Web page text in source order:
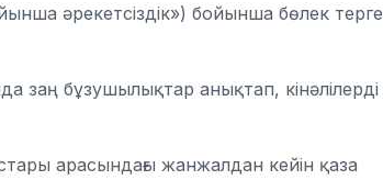
әрекетсіздік») бойынша бөлек
заң бұзушылықтар анықтап, кінәлілерді
арасындағы жанжалдан кейін қаза